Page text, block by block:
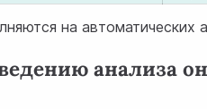
на автоматических
анализа